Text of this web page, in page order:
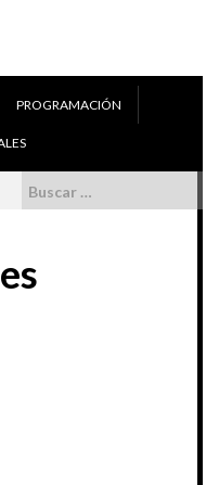
PROGRAMACIÓN